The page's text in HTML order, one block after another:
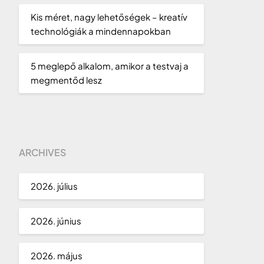
Kis méret, nagy lehetőségek – kreatív
technológiák a mindennapokban
5 meglepő alkalom, amikor a testvaj a
megmentőd lesz
ARCHIVES
2026. július
2026. június
2026. május